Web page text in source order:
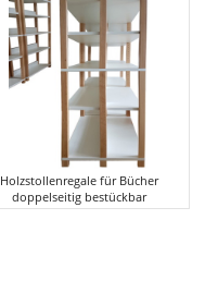
Holzstollenregale für Bücher
doppelseitig bestückbar